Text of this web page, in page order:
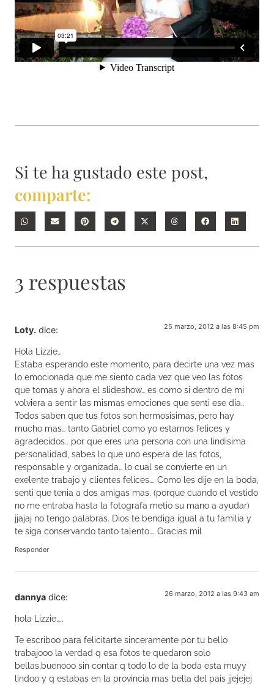
Si te ha gustado este post,
comparte:
3 respuestas
Loty. dice: 25 marzo, 2012 a las 8:45 pm
Hola Lizzie…
Estaba esperando este momento, para decirte una vez mas
lo emocionada que me siento cada vez que veo las fotos
que tomas y ahora el slideshow… es como si dentro de mi
volviera a sentir las mismas emociones que senti ese dia..
Todos saben que tus fotos son hermosisimas, pero hay
mucho mas… tanto Gabriel como yo estamos felices y
agradecidos.. por que eres una persona con una lindisima
personalidad, sabes lo que uno espera de las fotos,
responsable y organizada… lo cual se convierte en un
exelente trabajo y clientes felices…. Como les dije en la boda,
senti que tenia a dos amigas mas. (porque cuando el vestido
no me entraba hasta la fotografa metio su mano a ayudar)
jjajaj no tengo palabras. Dios te bendiga igual a tu familia y
te siga conservando tanto talento…. Gracias mil
Responder
dannya dice: 26 marzo, 2012 a las 9:43 am
hola Lizzie…..
Te escriboo para felicitarte sinceramente por tu bello
trabajooo la verdad q esa fotos te quedaron solo
bellas,buenooo sin contar q todo lo de la boda esta muyy
lindoo y q estabas en la provincia mas bella del pais jjejejej